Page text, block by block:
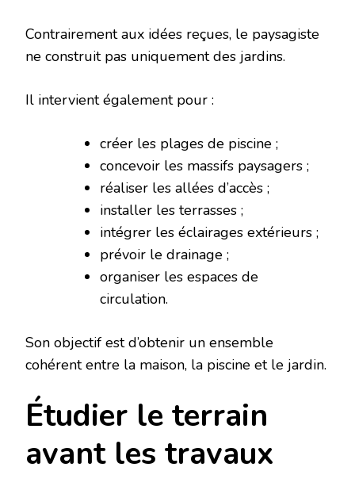
Contrairement aux idées reçues, le paysagiste
ne construit pas uniquement des jardins.
Il intervient également pour :
créer les plages de piscine ;
concevoir les massifs paysagers ;
réaliser les allées d’accès ;
installer les terrasses ;
intégrer les éclairages extérieurs ;
prévoir le drainage ;
organiser les espaces de
circulation.
Son objectif est d’obtenir un ensemble
cohérent entre la maison, la piscine et le jardin.
Étudier le terrain
avant les travaux